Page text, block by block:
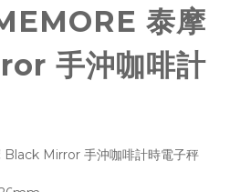
泰摩
手沖咖啡計
Mirror 手沖咖啡計時電子秤